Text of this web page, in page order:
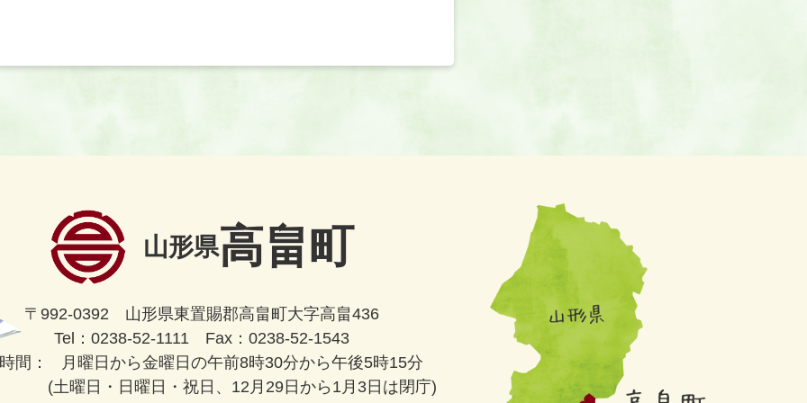
山形県高畠町
〒992-0392 山形県東置賜郡高畠町大字高畠436
Tel：0238-52-1111 Fax：0238-52-1543
間：
月曜日から金曜日の午前8時30分から午後5時15分
(土曜日・日曜日・祝日、12月29日から1月3日は閉庁)